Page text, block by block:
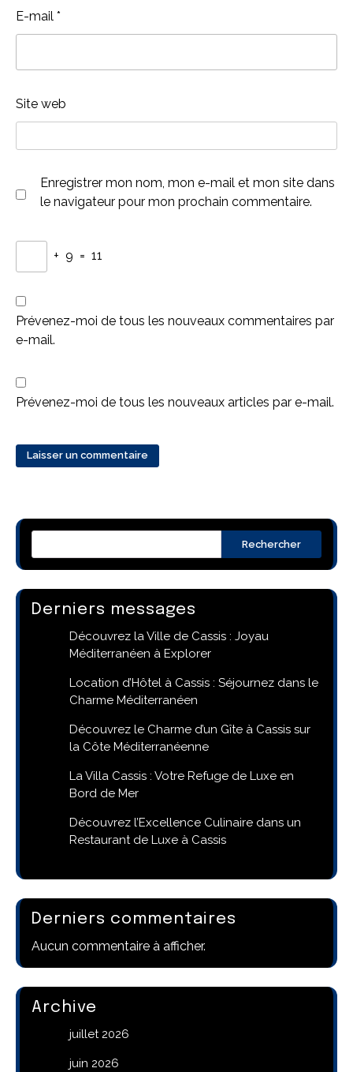
E-mail *
Site web
Enregistrer mon nom, mon e-mail et mon site dans
le navigateur pour mon prochain commentaire.
+ 9 = 11
Prévenez-moi de tous les nouveaux commentaires par
e-mail.
Prévenez-moi de tous les nouveaux articles par e-mail.
Rechercher
Derniers messages
Découvrez la Ville de Cassis : Joyau
Méditerranéen à Explorer
Location d’Hôtel à Cassis : Séjournez dans le
Charme Méditerranéen
Découvrez le Charme d’un Gîte à Cassis sur
la Côte Méditerranéenne
La Villa Cassis : Votre Refuge de Luxe en
Bord de Mer
Découvrez l’Excellence Culinaire dans un
Restaurant de Luxe à Cassis
Derniers commentaires
Aucun commentaire à afficher.
Archive
juillet 2026
juin 2026